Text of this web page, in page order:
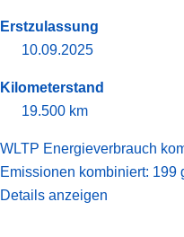
Erstzulassung
10.09.2025
Kilometerstand
19.500 km
WLTP Energieverbrauch
Emissionen kombiniert: 199
Details anzeigen